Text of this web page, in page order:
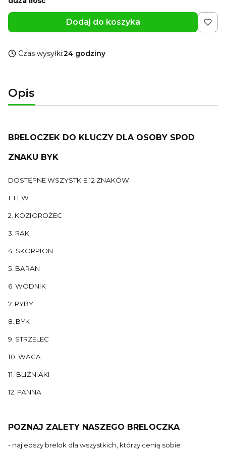
Dodaj do koszyka
Czas wysyłki:24 godziny
Opis
BRELOCZEK DO KLUCZY DLA OSOBY SPOD
ZNAKU BYK
DOSTĘPNE WSZYSTKIE 12 ZNAKÓW
1. LEW
2. KOZIOROŻEC
3. RAK
4. SKORPION
5. BARAN
6. WODNIK
7. RYBY
8. BYK
9. STRZELEC
10. WAGA
11. BLIŹNIAKI
12. PANNA
POZNAJ ZALETY NASZEGO BRELOCZKA
- najlepszy brelok dla wszystkich, którzy cenią sobie